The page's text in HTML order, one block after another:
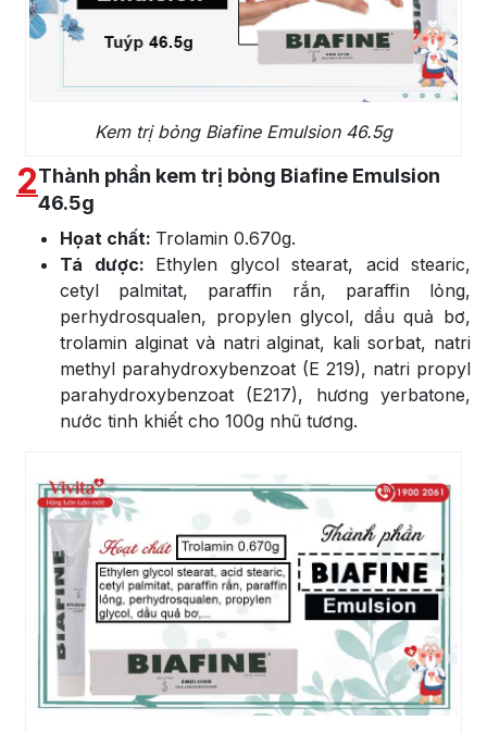
Kem trị bỏng Biafine Emulsion 46.5g
2Thành phần kem trị bỏng Biafine Emulsion
46.5g
Họat chất: Trolamin 0.670g.
Tá dược: Ethylen glycol stearat, acid stearic,
cetyl palmitat, paraffin rắn, paraffin lỏng,
perhydrosqualen, propylen glycol, dầu quả bơ,
trolamin alginat và natri alginat, kali sorbat, natri
methyl parahydroxybenzoat (E 219), natri propyl
parahydroxybenzoat (E217), hương yerbatone,
nước tinh khiết cho 100g nhũ tương.